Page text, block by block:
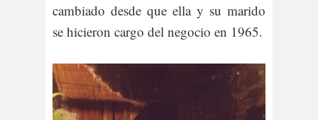
cambiado desde que ella y su marido
se hicieron cargo del negocio en 1965.